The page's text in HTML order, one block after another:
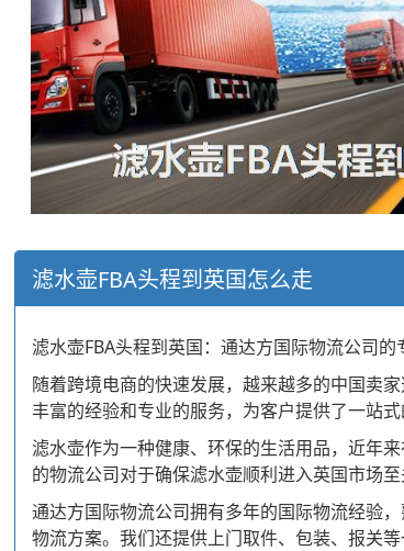
滤水壶FBA头程到英国怎么走
滤水壶FBA头程到英国：通达方国际物流公司的
随着跨境电商的快速发展，越来越多的中国卖
丰富的经验和专业的服务，为客户提供了一站
滤水壶作为一种健康、环保的生活用品，近年
的物流公司对于确保滤水壶顺利进入英国市场至
通达方国际物流公司拥有多年的国际物流经验
物流方案。我们还提供上门取件、包装、报关